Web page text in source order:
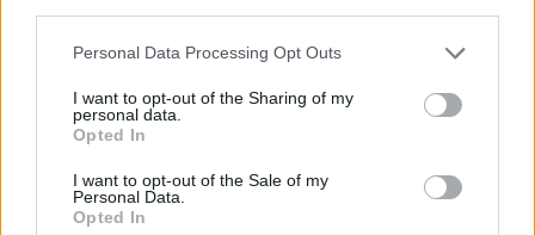
Personal Data Processing Opt Outs
I want to opt-out of the Sharing of my
personal data.
Opted In
I want to opt-out of the Sale of my
Personal Data.
Opted In
VTi
Antikrundan på 4 hjul! Ford Model T 1923
Manta b som ska räddas (kaross eller
delar sökes)